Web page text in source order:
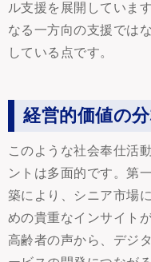
ル支援を展開していま
なる一方向の支援では
している点です。
経営的価値の
このような社会奉仕活
ントは多面的です。第
築により、シニア市場
めの貴重なインサイト
高齢者の声から、デジ